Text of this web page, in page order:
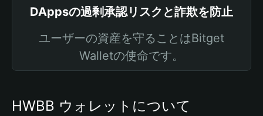
DAppsの過剰承認リスクと詐欺を防止
ユーザーの資産を守ることはBitget
Walletの使命です。
HWBB ウォレットについて